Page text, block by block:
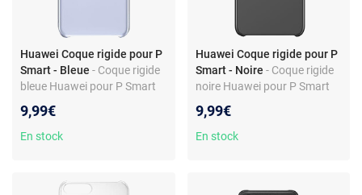
Huawei Coque rigide pour P
Smart - Bleue - Coque rigide
bleue Huawei pour P Smart
9,99€
En stock
Huawei Coque rigide pour P
Smart - Noire - Coque rigide
noire Huawei pour P Smart
9,99€
En stock